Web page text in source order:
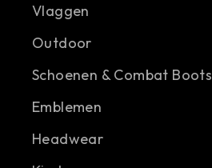
Vlaggen
Outdoor
Schoenen & Combat Boots
Emblemen
Headwear